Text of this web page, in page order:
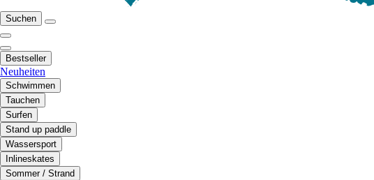
Suchen
Bestseller
Neuheiten
Schwimmen
Tauchen
Surfen
Stand up paddle
Wassersport
Inlineskates
Sommer / Strand